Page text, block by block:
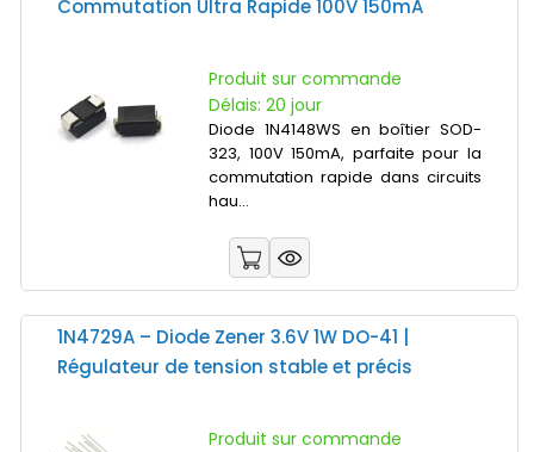
Commutation Ultra Rapide 100V 150mA
Produit sur commande
Délais: 20 jour
Diode 1N4148WS en boîtier SOD-
323, 100V 150mA, parfaite pour la
commutation rapide dans circuits
hau...
1N4729A – Diode Zener 3.6V 1W DO-41 |
Régulateur de tension stable et précis
Produit sur commande